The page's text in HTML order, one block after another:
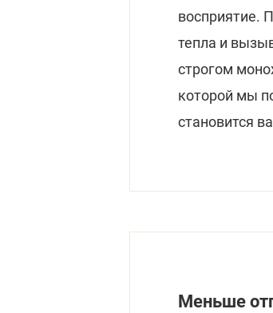
восприятие.
тепла и
строгом
которой мы
становится
Меньше